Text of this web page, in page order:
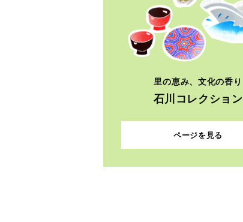
里の恵み、文化の香り
石川コレクション
ページを見る